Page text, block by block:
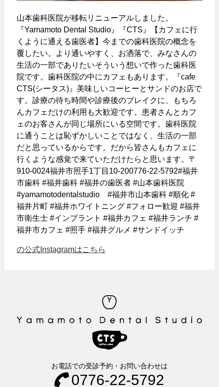
山本歯科医院が移転リニューアルしました。
『Yamamoto Dental Studio』️『CTS』【カフェに行
くように通える歯医者】今までの歯科医院の概念を
覆したい。より通いやすく、お洒落で、みなさんの
生活の一部でありたいそういう想いで作った歯科医
院です。歯科医院の中にカフェもあります。『cafe
CTS(シータス)』美味しいコーヒーとサンドのお店で
す。診療の待ち時間や診療後のブレイクに、もちろ
んカフェだけの利用も大歓迎です。患者さんとカフ
ェのお客さんが同じ場所にいる空間です。歯科医院
に通うことは恥ずかしいことではなく、生活の一部
だと思っているからです。だから皆さんもカフェに
行くような感覚で来ていただけたらと思います。〒
910-0024福井市照手1丁目10-20︎0776-22-5792#福井
市歯科 #福井歯科 #福井の歯医者 #山本歯科医院
#yamamotodentalstudio #福井市山本歯科 #順化 #
福井片町 #福井ホワイトニング #フォロー歓迎 #福井
市衛生士 #インプラント #福井カフェ #福井ランチ #
福井市カフェ #照手 #福井グルメ #サンドイッチ
の公式Instagramはこちら
お電話での受診予約・お問い合わせは
0776-22-5792